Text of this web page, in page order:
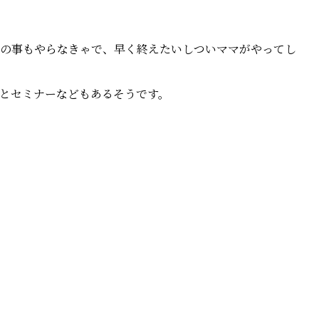
事もやらなきゃで、早く終えたいしついママがやってし
ミナーなどもあるそうです。